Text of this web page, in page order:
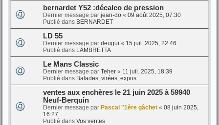
bernardet Y52 :décalco de pression
Dernier message par jean-do « 09 août 2025, 07:30
Publié dans BERNARDET
LD 55
Dernier message par deugui « 15 juil. 2025, 22:46
Publié dans LAMBRETTA
Le Mans Classic
Dernier message par Teher « 11 juil. 2025, 18:39
Publié dans Balades, virées, expos...
ventes aux enchères le 21 juin 2025 à 59940
Neuf-Berquin
Dernier message par Pascal "1ère gâchet « 08 juin 2025,
16:27
Publié dans Vos ventes